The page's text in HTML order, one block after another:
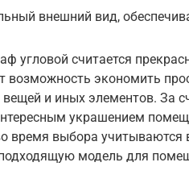
внешний вид,
угловой считается
возможность экономить
и иных элементов. За
украшением
время выбора учитываются
модель для